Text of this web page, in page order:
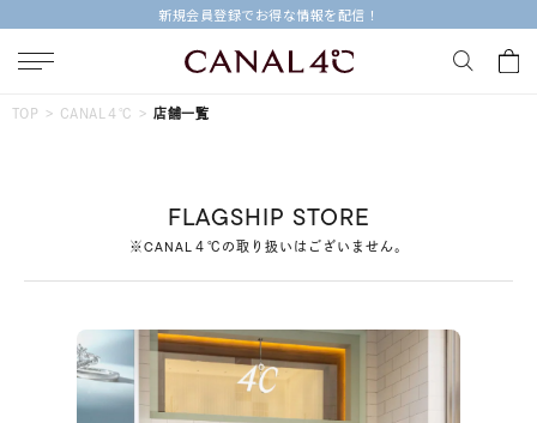
今すぐ贈れる「eギフト」対象商品はこちら
#ダイヤモンド ネックレス #くまのプーさん
#ペア #エタニティ
すべてのジュエリー
TOP CANAL４℃ 店舗一覧
FLAGSHIP STORE
※CANAL４℃の取り扱いはございません。